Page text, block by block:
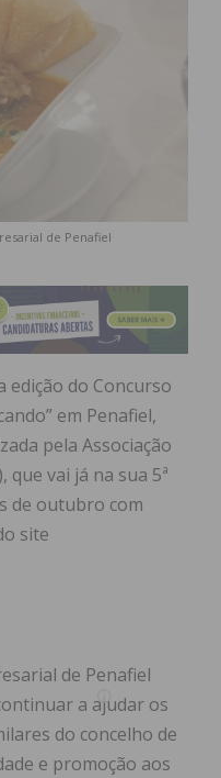
de Penafiel
edição do Concurso
em Penafiel,
pela Associação
que vai já na sua 5ª
de outubro com
site
de Penafiel
a ajudar os
do concelho de
e promoção aos